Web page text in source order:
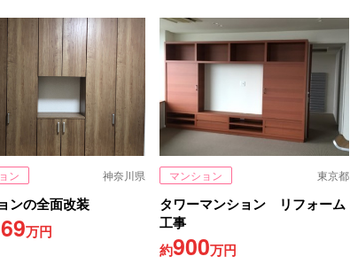
ン 神奈川県
ンの全面改装
万円
マンション 東京都
タワーマンション リフォーム
工事
約900万円